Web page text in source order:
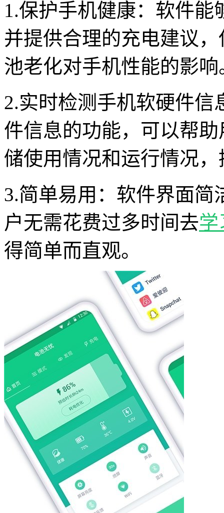
1.保护手机健康：软件
并提供合理的充电建议
池老化对手机性能的影响
2.实时检测手机软硬件
件信息的功能，可以帮
储使用情况和运行情况
3.简单易用：软件界面
户无需花费过多时间去学
得简单而直观。